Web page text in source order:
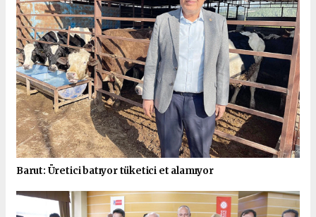
Barut: Üretici batıyor tüketici et alamıyor